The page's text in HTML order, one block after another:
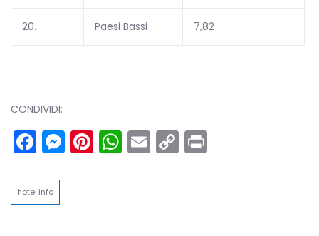
20. Paesi Bassi 7,82
CONDIVIDI:
Facebook
Messenger
Pinterest
WhatsApp
Email
Copy
Link
hotel.info